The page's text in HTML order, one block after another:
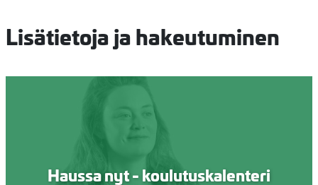
Lisätietoja ja hakeutuminen
Haussa nyt - koulutuskalenteri